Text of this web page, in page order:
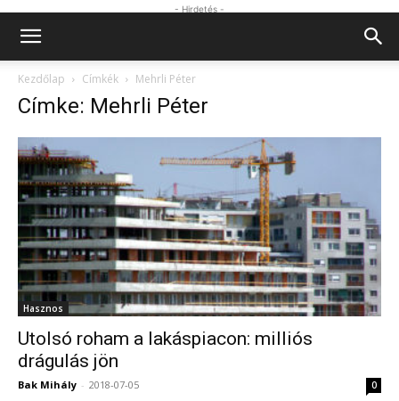
- Hirdetés -
Kezdőlap Címkék Mehrli Péter
Címke: Mehrli Péter
Hasznos
Utolsó roham a lakáspiacon: milliós
drágulás jön
Bak Mihály - 2018-07-05 0